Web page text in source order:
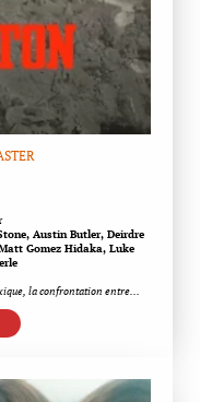
Austin Butler, Deirdre
Gomez Hidaka, Luke
la confrontation entre…